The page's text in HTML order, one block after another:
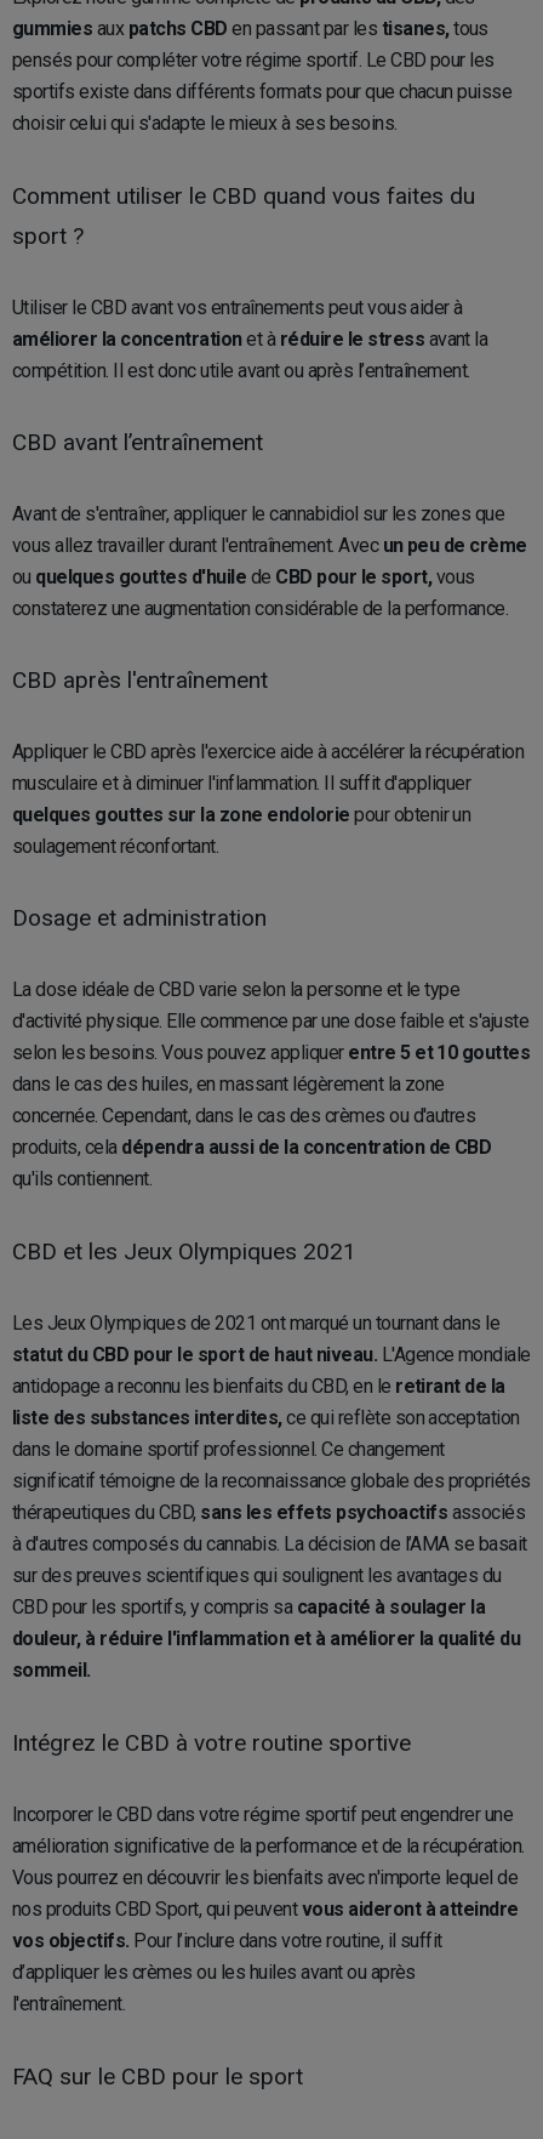
gummies aux patchs CBD en passant par les tisanes,tous
pensés pour compléter votre régime sportif. Le CBD pour les
sportifs existe dans différents formats pour que chacun puisse
choisir celui qui s'adapte le mieux à ses besoins.
Comment utiliser le CBD quand vous faites du
sport ?
Utiliser le CBD avant vos entraînements peut vous aider à
améliorer la concentrationet à réduire le stress avant la
compétition. Il est donc utile avant ou après l’entraînement.
CBD avant l’entraînement
Avant de s'entraîner, appliquer le cannabidiol sur les zones que
vous allez travailler durant l'entraînement. Avec un peu de crème
ou quelques gouttes d'huile de CBD pour le sport,vous
constaterez une augmentation considérable de la performance.
CBD après l'entraînement
Appliquer le CBD après l'exercice aide à accélérer la récupération
musculaire et à diminuer l'inflammation. Il suffit d'appliquer
quelques gouttes sur la zone endolorie pour obtenir un
soulagement réconfortant.
Dosage et administration
La dose idéale de CBD varie selon la personne et le type
d'activité physique. Elle commence par une dose faible et s'ajuste
selon les besoins. Vous pouvez appliquer entre 5 et 10 gouttes
dans le cas des huiles, en massant légèrement la zone
concernée. Cependant, dans le cas des crèmes ou d'autres
produits, cela dépendra aussi de la concentration de CBD
qu'ils contiennent.
CBD et les Jeux Olympiques 2021
Les Jeux Olympiques de 2021 ont marqué un tournant dans le
statut du CBD pour le sport de haut niveau. L'Agence mondiale
antidopage a reconnu les bienfaits du CBD, en le retirant de la
liste des substances interdites,ce qui reflète son acceptation
dans le domaine sportif professionnel. Ce changement
significatif témoigne de la reconnaissance globale des propriétés
thérapeutiques du CBD, sans les effets psychoactifs associés
à d'autres composés du cannabis. La décision de l’AMA se basait
sur des preuves scientifiques qui soulignent les avantages du
CBD pour les sportifs, y compris sa capacité à soulager la
douleur, à réduire l'inflammation et à améliorer la qualité du
sommeil.
Intégrez le CBD à votre routine sportive
Incorporer le CBD dans votre régime sportif peut engendrer une
amélioration significative de la performance et de la récupération.
Vous pourrez en découvrir les bienfaits avec n'importe lequel de
nos produits CBD Sport, qui peuventvous aideront à atteindre
vos objectifs. Pour l’inclure dans votre routine, il suffit
d’appliquer les crèmes ou les huiles avant ou après
l'entraînement.
FAQ sur le CBD pour le sport